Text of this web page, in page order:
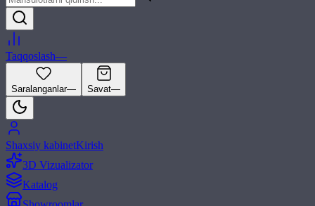
Taqqoslash—
Saralanganlar— Savat—
Shaxsiy kabinetKirish
3D Vizualizator
Katalog